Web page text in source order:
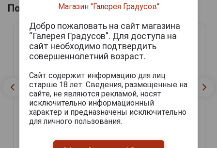
Похожие напитки по году производства
Baron G Legrand 1978
Легран 1978 года 0.7л в
Легран 1978 года 0.7л в
Магазин "Галерея Градусов"
Добро пожаловать на сайт магазина
“Галерея Градусов”. Для доступа на
сайт необходимо подтвердить
совершеннолетний возраст.
Сайт содержит информацию для лиц
старше 18 лет. Сведения, размещенные на
сайте, не являются рекламой, носят
исключительно информационный
характер и предназначены исключительно
для личного пользования.